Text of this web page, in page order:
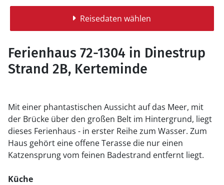
Reisedaten wählen
Ferienhaus 72-1304 in Dinestrup
Strand 2B, Kerteminde
Mit einer phantastischen Aussicht auf das Meer, mit
der Brücke über den großen Belt im Hintergrund, liegt
dieses Ferienhaus - in erster Reihe zum Wasser. Zum
Haus gehört eine offene Terasse die nur einen
Katzensprung vom feinen Badestrand entfernt liegt.
Küche